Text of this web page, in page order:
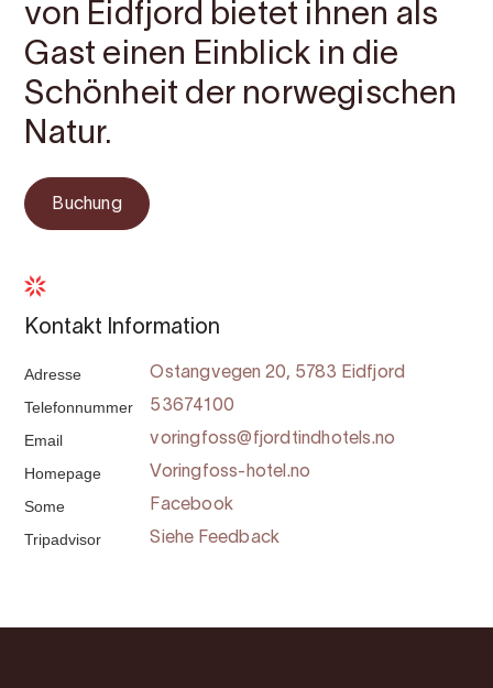
von Eidfjord bietet ihnen als
Gast einen Einblick in die
Schönheit der norwegischen
Natur.
Buchung
Kontakt Information
Adresse Ostangvegen 20, 5783 Eidfjord
Telefonnummer 53674100
Email voringfoss@fjordtindhotels.no
Homepage Voringfoss-hotel.no
Some Facebook
Tripadvisor Siehe Feedback